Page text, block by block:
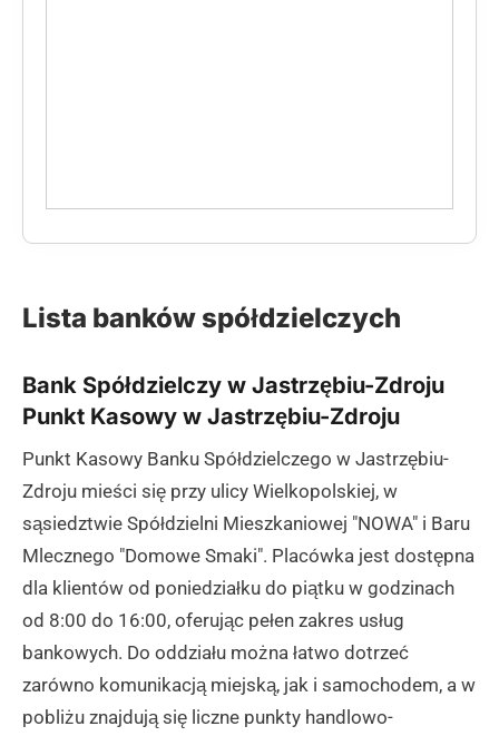
Lista banków spółdzielczych
Bank Spółdzielczy w Jastrzębiu-Zdroju
Punkt Kasowy w Jastrzębiu-Zdroju
Punkt Kasowy Banku Spółdzielczego w Jastrzębiu-
Zdroju mieści się przy ulicy Wielkopolskiej, w
sąsiedztwie Spółdzielni Mieszkaniowej "NOWA" i Baru
Mlecznego "Domowe Smaki". Placówka jest dostępna
dla klientów od poniedziałku do piątku w godzinach
od 8:00 do 16:00, oferując pełen zakres usług
bankowych. Do oddziału można łatwo dotrzeć
zarówno komunikacją miejską, jak i samochodem, a w
pobliżu znajdują się liczne punkty handlowo-